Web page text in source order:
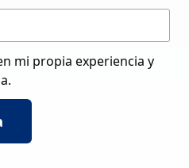
mi propia experiencia y